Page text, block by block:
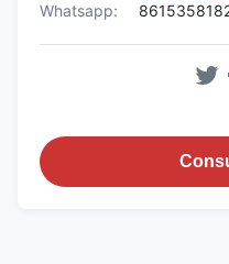
Whatsapp: